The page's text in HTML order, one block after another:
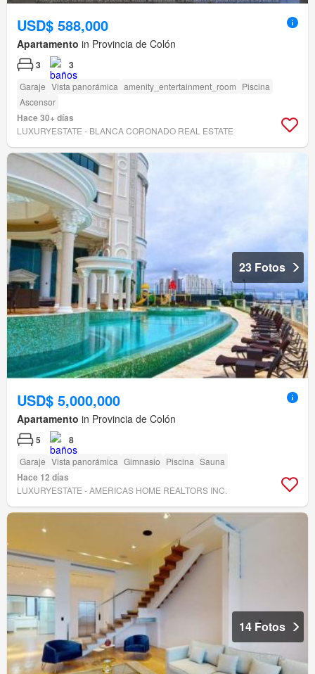
USD$ 588,000
Apartamento in Provincia de Colón
3 3
Garaje Vista panorámica amenity_entertainment_room Piscina
Ascensor
Hace 30+ días
LUXURYESTATE - BLANCA CORONADO REAL ESTATE
23 Fotos
USD$ 5,000,000
Apartamento in Provincia de Colón
5 8
Garaje Vista panorámica Gimnasio Piscina Sauna
Hace 12 días
LUXURYESTATE - AMERICAS HOME REALTORS INC.
14 Fotos